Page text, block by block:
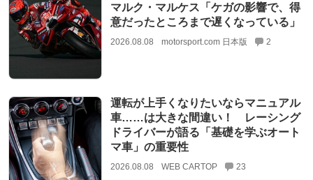
マルク・マルケス「ケガの影響で、得
意だったところまで遅くなっている」
2026.08.08 motorsport.com 日本版 2
運転が上手くなりたいならマニュアル
車……は大きな間違い！ レーシング
ドライバーが語る「基礎を学ぶオート
マ車」の重要性
2026.08.08 WEB CARTOP 23